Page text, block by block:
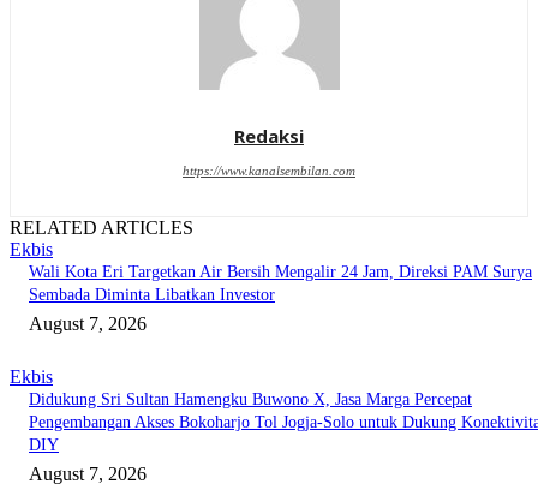
Redaksi
https://www.kanalsembilan.com
RELATED ARTICLES
Ekbis
Wali Kota Eri Targetkan Air Bersih Mengalir 24 Jam, Direksi PAM Surya
Sembada Diminta Libatkan Investor
August 7, 2026
Ekbis
Didukung Sri Sultan Hamengku Buwono X, Jasa Marga Percepat
Pengembangan Akses Bokoharjo Tol Jogja-Solo untuk Dukung
DIY
August 7, 2026